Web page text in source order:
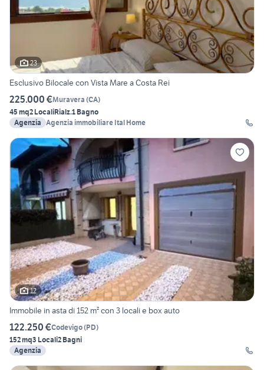
23
Esclusivo Bilocale con Vista Mare a Costa Rei
225.000 €Muravera (CA)
45 mq2 LocaliRialz.1 Bagno
Agenzia Agenzia immobiliare Ital Home
12
Immobile in asta di 152 m² con 3 locali e box auto
122.250 €Codevigo(PD)
152 mq3 Locali2 Bagni
Agenzia